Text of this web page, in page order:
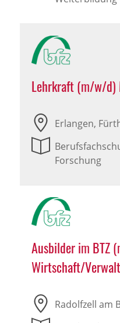
Lehrkraft (m/w/d)
Erlangen,
Forschung
Ausbilder im BTZ
Wirtschaft/
Radolfzell am